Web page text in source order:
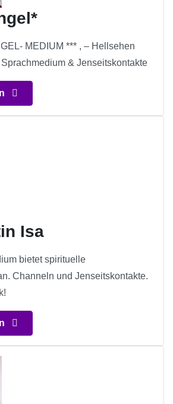
MEDIUM *** , – Hellsehen
& Jenseitskontakte
Isa
bietet spirituelle
Channeln und Jenseitskontakte.